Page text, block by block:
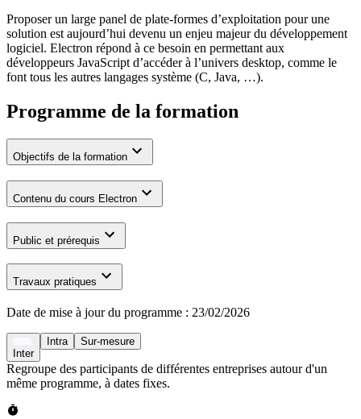
Proposer un large panel de plate-formes d’exploitation pour une
solution est aujourd’hui devenu un enjeu majeur du développement
logiciel. Electron répond à ce besoin en permettant aux
développeurs JavaScript d’accéder à l’univers desktop, comme le
font tous les autres langages système (C, Java, …).
Programme de la formation
Objectifs de la formation
Contenu du cours Electron
Public et prérequis
Travaux pratiques
Date de mise à jour du programme : 23/02/2026
Inter
Intra Sur-mesure
Regroupe des participants de différentes entreprises autour d'un
même programme, à dates fixes.